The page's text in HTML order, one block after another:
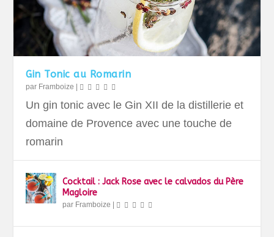
Gin Tonic au Romarin
par Framboize
Un gin tonic avec le Gin XII de la distillerie et
domaine de Provence avec une touche de
romarin
Cocktail : Jack Rose avec le calvados du Père
Magloire
par Framboize